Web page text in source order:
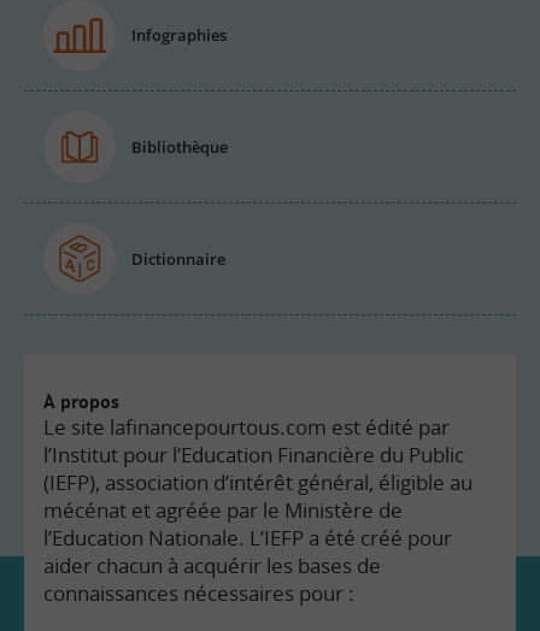
Infographies
Bibliothèque
Dictionnaire
À propos
Le site lafinancepourtous.com est édité par
l’Institut pour l’Education Financière du Public
(IEFP), association d’intérêt général, éligible au
mécénat et agréée par le Ministère de
l’Education Nationale. L’IEFP a été créé pour
aider chacun à acquérir les bases de
connaissances nécessaires pour :